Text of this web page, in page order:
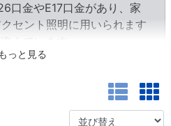
口金やE17口金があり、家
セント照明に用いられます
んでいます。
もっと見る